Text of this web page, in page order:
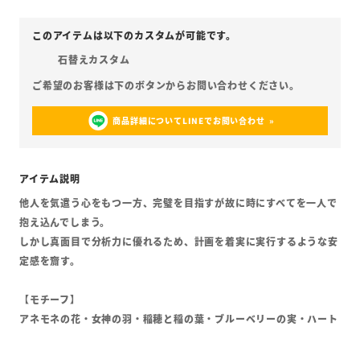
石替えカスタム
商品詳細についてLINEでお問い合わせ
他人を気遣う心をもつ一方、完璧を目指すが故に時にすべてを一人で
抱え込んでしまう。
しかし真面目で分析力に優れるため、計画を着実に実行するような安
定感を齎す。
【モチーフ】
アネモネの花・女神の羽・稲穂と稲の葉・ブルーベリーの実・ハート